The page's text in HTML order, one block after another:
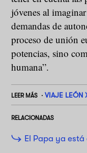
jóvenes al
demandas de
proceso de unión
potencias, sino
humana”.
LEER MÁS VIAJE LEÓN
RELACIONADAS
El Papa ya está